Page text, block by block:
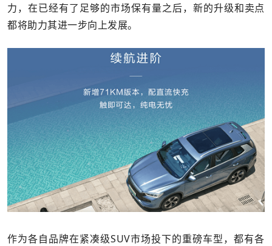
力，在已经有了足够的市场保有量之后，新的升级和卖点
都将助力其进一步向上发展。
作为各自品牌在紧凑级SUV市场投下的重磅车型，都有各